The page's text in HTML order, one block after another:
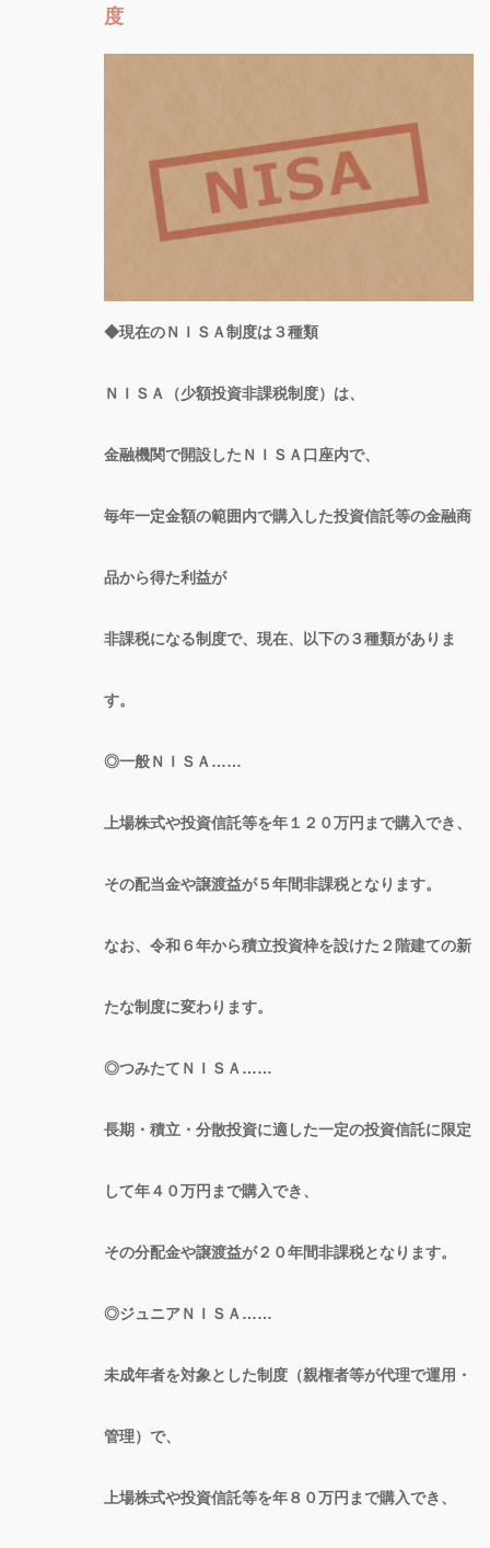
度
◆現在のＮＩＳＡ制度は３種類
ＮＩＳＡ（少額投資非課税制度）は、
金融機関で開設したＮＩＳＡ口座内で、
毎年一定金額の範囲内で購入した投資信託等の金融商
品から得た利益が
非課税になる制度で、現在、以下の３種類がありま
す。
◎一般ＮＩＳＡ……
上場株式や投資信託等を年１２０万円まで購入でき、
その配当金や譲渡益が５年間非課税となります。
なお、令和６年から積立投資枠を設けた２階建ての新
たな制度に変わります。
◎つみたてＮＩＳＡ……
長期・積立・分散投資に適した一定の投資信託に限定
して年４０万円まで購入でき、
その分配金や譲渡益が２０年間非課税となります。
◎ジュニアＮＩＳＡ……
未成年者を対象とした制度（親権者等が代理で運用・
管理）で、
上場株式や投資信託等を年８０万円まで購入でき、